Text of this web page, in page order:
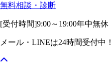
無料相談・診断
[受付時間]9:00～19:00年中無休
メール・LINEは24時間受付中！